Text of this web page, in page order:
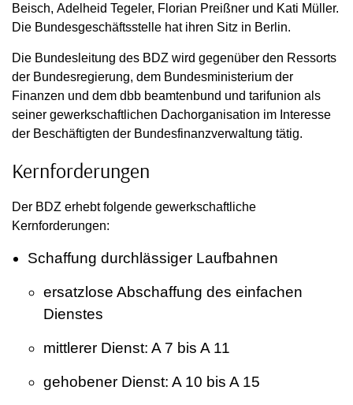
Beisch, Adelheid Tegeler, Florian Preißner und Kati Müller.
Die Bundesgeschäftsstelle hat ihren Sitz in Berlin.
Die Bundesleitung des BDZ wird gegenüber den Ressorts
der Bundesregierung, dem Bundesministerium der
Finanzen und dem dbb beamtenbund und tarifunion als
seiner gewerkschaftlichen Dachorganisation im Interesse
der Beschäftigten der Bundesfinanzverwaltung tätig.
Kernforderungen
Der BDZ erhebt folgende gewerkschaftliche
Kernforderungen:
Schaffung durchlässiger Laufbahnen
ersatzlose Abschaffung des einfachen
Dienstes
mittlerer Dienst: A 7 bis A 11
gehobener Dienst: A 10 bis A 15